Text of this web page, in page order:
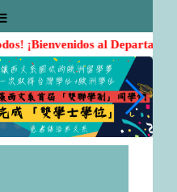
¡Bienvenidos al